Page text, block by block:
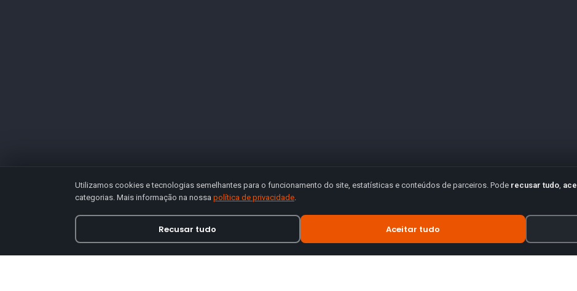
Utilizamos cookies e tecnologias semelhantes para o funcionamento do site, estatísticas e conteúdos de parceiros. Pode recusar tudo,
categorias. Mais informação na nossa política de privacidade.
Recusar tudo Aceitar tudo